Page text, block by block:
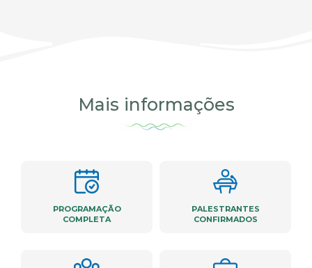
Mais informações
PROGRAMAÇÃO
COMPLETA
PALESTRANTES
CONFIRMADOS